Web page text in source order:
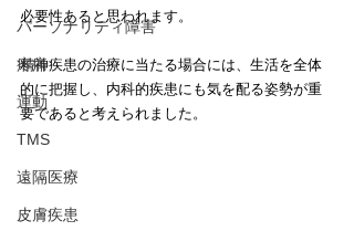
パーソナリティ障害
疼痛
運動
TMS
遠隔医療
皮膚疾患
必要性あると思われます。
精神疾患の治療に当たる場合には、生活を全体
的に把握し、内科的疾患にも気を配る姿勢が重
要であると考えられました。